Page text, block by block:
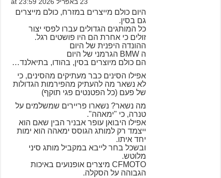
23 באפריל 2026 at 23:59
היום כולם מייצרים במזרח, כולם מייצרים
גם בסין.
כל המותגים הגדולים עברו לפסי יצור
זולים כי אחרת הם היו פושטים רגל.
ההונדה היפנית של היום
ה BMW הגרמני של היום
הם כולם מיוצרים בסין, בהודו, בתיאלנד…
אפילו הסינים כבר מעתיקים מהסינים, כי
לא נשאר מה להעתיק מהפירמות הגדולות
של פעם (כל הפטנטים פגי תוקף)
מה נשאר? נשארו פריירים שמשלמים על
טנרה, כי "ימאהה".
אפילו היבואן עופר אבניר הבין שאם הוא
ייצמד רק למותג הגוסס ימאהה הוא ימות
יחד איתו.
ובשכל בחר לייבא במקביל מותג סיני
מלוטש.
CFMOTO מיצרים אופנועים באיכות
הגבוהה על הסקלה.